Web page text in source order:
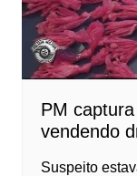
PM
vendendo
Suspeito